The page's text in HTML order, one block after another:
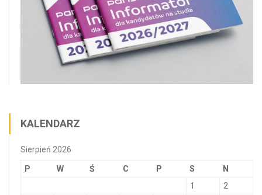
KALENDARZ
Sierpień 2026
P W Ś C P S N
1
2